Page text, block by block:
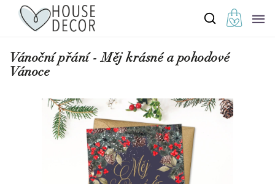
Vánoční přání - Měj krásné a pohodové
Vánoce